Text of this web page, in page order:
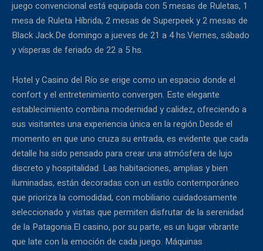
juego convencional está equipada con 5 mesas de Ruletas, 1
mesa de Ruleta Híbrida, 2 mesas de Superpeek y 2 mesas de
Black Jack.De domingo a jueves de 21 a 4 hs.Viernes, sábado
y vísperas de feriado de 22 a 5 hs.
Hotel y Casino del Río se erige como un espacio donde el
confort y el entretenimiento convergen. Este elegante
establecimiento combina modernidad y calidez, ofreciendo a
sus visitantes una experiencia única en la región.Desde el
momento en que uno cruza su entrada, es evidente que cada
detalle ha sido pensado para crear una atmósfera de lujo
discreto y hospitalidad. Las habitaciones, amplias y bien
iluminadas, están decoradas con un estilo contemporáneo
que prioriza la comodidad, con mobiliario cuidadosamente
seleccionado y vistas que permiten disfrutar de la serenidad
de la Patagonia.El casino, por su parte, es un lugar vibrante
que late con la emoción de cada juego. Máquinas